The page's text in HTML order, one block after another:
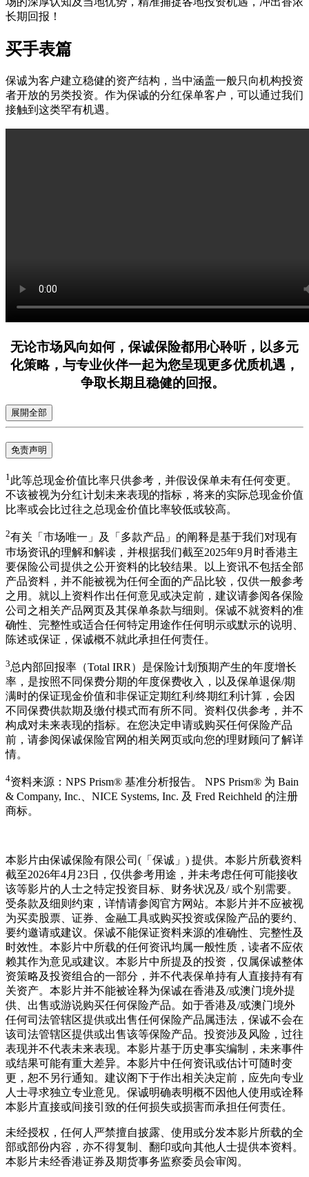
长期回报！
买手表篇
保诚为客户建立稳健的资产结构，当中涵盖一般只向机构投资
者开放的另类投资。作为保诚的分红保单客户，可以通过我们
接触到这类罕有机遇。
无论市场风向如何，保诚保险都用心聆听，以多元
化策略，与专业伙伴一起为您呈现更多优质机遇，
争取长期且稳健的回报。
展開全部
免责声明
1 此等总现金价值比率只供参考，并假设保单未有任何变更。
不该被视为分红计划未来表现的指标，将来的实际总现金价值
比率或会比过往之总现金价值比率较低或较高。
2有关「市场唯一」及「多款产品」的阐释是基于我们对现有
巿场资讯的理解和解读，并根据我们截至2025年9月时香港主
要保险公司提供之公开资料的比较结果。以上资讯不包括全部
产品资料，并不能被视为任何全面的产品比较，仅供一般参考
之用。就以上资料作出任何意见或决定前，建议请参阅各保险
公司之相关产品网页及其保单条款与细则。保诚不就资料的准
确性、完整性或适合任何特定用途作任何明示或默示的说明、
陈述或保证，保诚概不就此承担任何责任。
3总内部回报率（Total IRR）是保险计划预期产生的年度增长
率，是按照不同保费分期的年度保费收入，以及保单退保/期
满时的保证现金价值和非保证定期红利/终期红利计算，会因
不同保费供款期及缴付模式而有所不同。资料仅供参考，并不
构成对未来表现的指标。在您决定申请或购买任何保险产品
前，请参阅保诚保险官网的相关网页或向您的理财顾问了解详
情。
4资料来源：NPS Prism® 基准分析报告。 NPS Prism® 为 Bain
& Company, Inc.、NICE Systems, Inc. 及 Fred Reichheld 的注册
商标。
本影片由保诚保险有限公司(「保诚」) 提供。本影片所载资料
截至2026年4月23日，仅供参考用途，并未考虑任何可能接收
该等影片的人士之特定投资目标、财务状况及/ 或个别需要。
受条款及细则约束，详情请参阅官方网站。本影片并不应被视
为买卖股票、证券、金融工具或购买投资或保险产品的要约、
要约邀请或建议。保诚不能保证资料来源的准确性、完整性及
时效性。本影片中所载的任何资讯均属一般性质，读者不应依
赖其作为意见或建议。本影片中所提及的投资，仅属保诚整体
资策略及投资组合的一部分，并不代表保单持有人直接持有有
关资产。本影片并不能被诠释为保诚在香港及/或澳门境外提
供、出售或游说购买任何保险产品。如于香港及/或澳门境外
任何司法管辖区提供或出售任何保险产品属违法，保诚不会在
该司法管辖区提供或出售该等保险产品。投资涉及风险，过往
表现并不代表未来表现。本影片基于历史事实编制，未来事件
或结果可能有重大差异。本影片中任何资讯或估计可随时变
更，恕不另行通知。建议阁下于作出相关决定前，应先向专业
人士寻求独立专业意见。保诚明确表明概不因他人使用或诠释
本影片直接或间接引致的任何损失或损害而承担任何责任。
未经授权，任何人严禁擅自披露、使用或分发本影片所载的全
部或部份内容，亦不得复制、翻印或向其他人士提供本资料。
本影片未经香港证券及期货事务监察委员会审阅。